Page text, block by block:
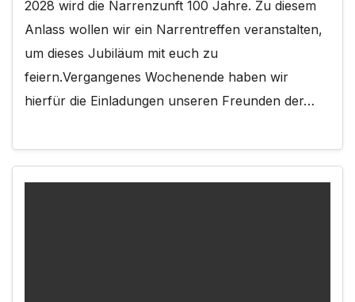
2028 wird die Narrenzunft 100 Jahre. Zu diesem
Anlass wollen wir ein Narrentreffen veranstalten,
um dieses Jubiläum mit euch zu
feiern.Vergangenes Wochenende haben wir
hierfür die Einladungen unseren Freunden der…